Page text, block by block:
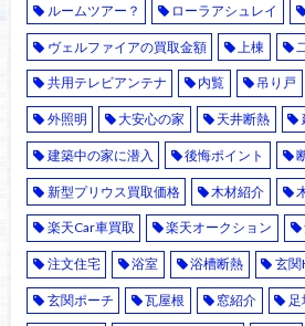
ルームツアー？ ローラアシュレイ
ヴェルファイアの買取金額 上棟
共用テレビアンテナ 内覧 吊り戸
外照明 大安心の家 天井断熱
建築中の家に潜入 後悔ポイント
新型プリウス買取価格 木材紹介
楽天Car車買取 楽天オークション
注文住宅 浴室 浴槽断熱 玄関
玄関ポーチ 瓦屋根 窓紹介 足